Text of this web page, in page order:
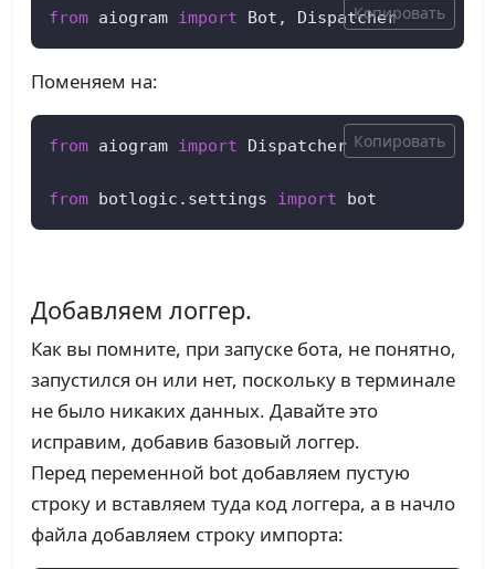
from aiogram import Bot, DispatcherКопировать
Поменяем на:
from aiogram import Dispatcher
from botlogic.settings import bot
Копировать
Добавляем логгер.
Как вы помните, при запуске бота, не понятно,
запустился он или нет, поскольку в терминале
не было никаких данных. Давайте это
исправим, добавив базовый логгер.
Перед переменной bot добавляем пустую
строку и вставляем туда код логгера, а в начло
файла добавляем строку импорта: